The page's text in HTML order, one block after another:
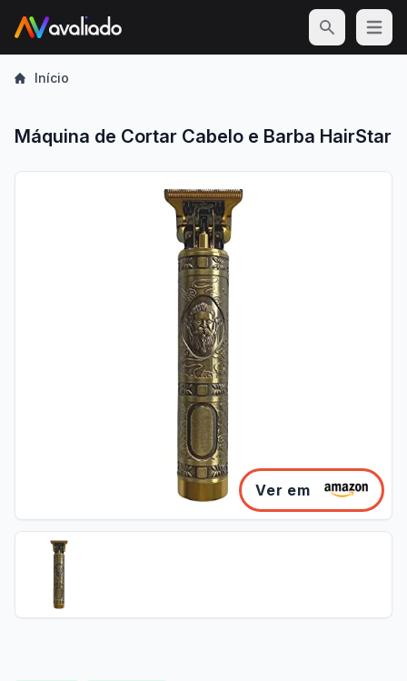
Open
Início
Máquina de Cortar Cabelo e Barba HairStar
Ver em